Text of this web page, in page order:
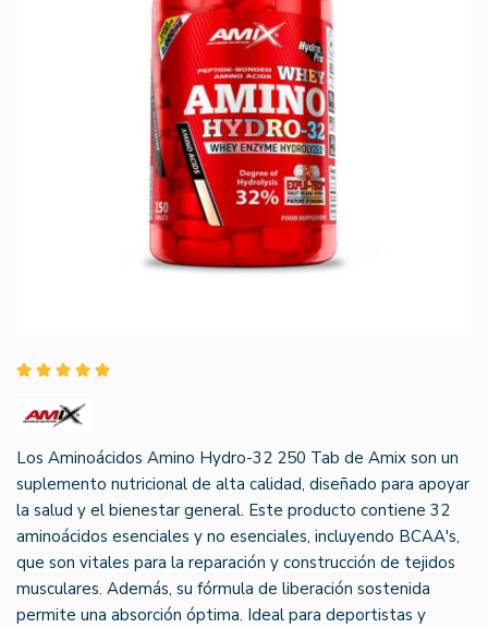
Los Aminoácidos Amino Hydro-32 250 Tab de Amix son un
suplemento nutricional de alta calidad, diseñado para apoyar
la salud y el bienestar general. Este producto contiene 32
aminoácidos esenciales y no esenciales, incluyendo BCAA's,
que son vitales para la reparación y construcción de tejidos
musculares. Además, su fórmula de liberación sostenida
permite una absorción óptima. Ideal para deportistas y